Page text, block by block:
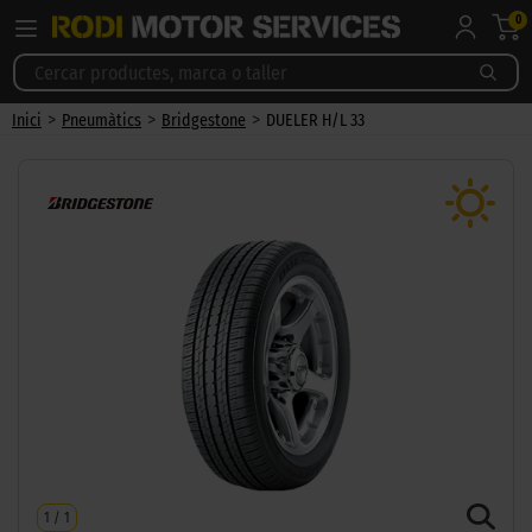
0
Inici > Pneumàtics > Bridgestone > DUELER H/L 33
1 / 1